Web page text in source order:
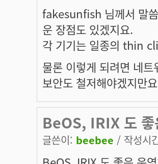
fakesunfish 님께서 말
운 장점도 있겠지요.
각 기기는 일종의 thin
물론 이렇게 되려면 네
보안도 철저해야겠지만
BeOS, IRIX 도 좋
글쓴이: beebee / 작성시